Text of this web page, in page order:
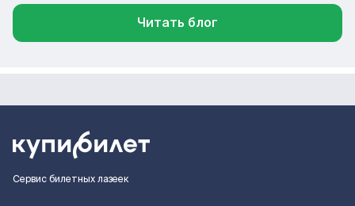
Читать блог
Сервис билетных лазеек